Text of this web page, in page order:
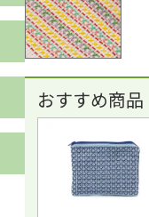
おすすめ商品